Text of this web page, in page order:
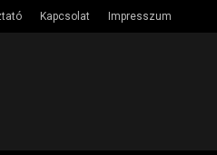
Kapcsolat Impresszum